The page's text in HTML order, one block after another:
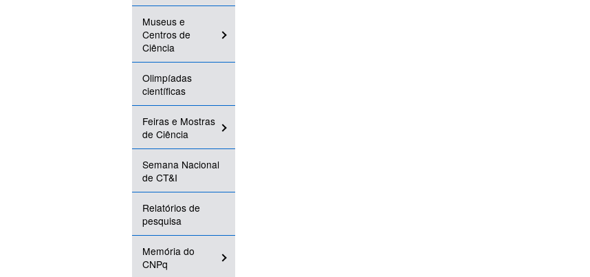
Museus e
Centros de
Ciência
Olimpíadas
científicas
Feiras e Mostras
de Ciência
Semana Nacional
de CT&I
Relatórios de
pesquisa
Memória do
CNPq